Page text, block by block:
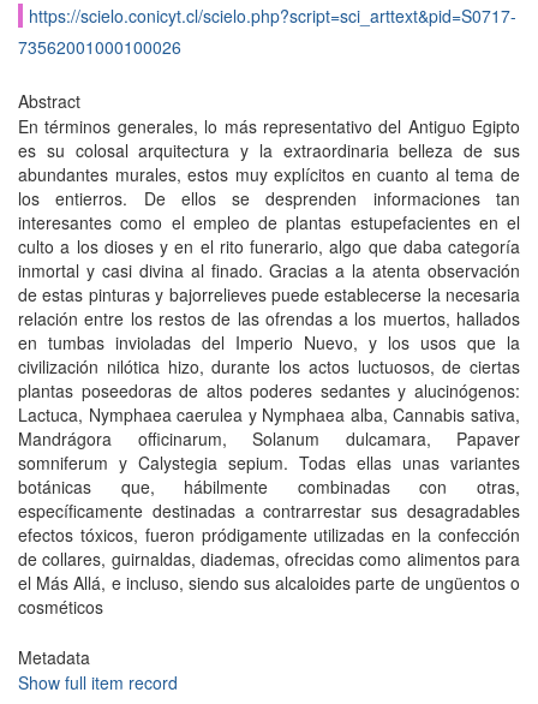
https://scielo.conicyt.cl/scielo.php?script=sci_arttext&pid=S0717-
73562001000100026
Abstract
En términos generales, lo más representativo del Antiguo Egipto
es su colosal arquitectura y la extraordinaria belleza de sus
abundantes murales, estos muy explícitos en cuanto al tema de
los entierros. De ellos se desprenden informaciones tan
interesantes como el empleo de plantas estupefacientes en el
culto a los dioses y en el rito funerario, algo que daba categoría
inmortal y casi divina al finado. Gracias a la atenta observación
de estas pinturas y bajorrelieves puede establecerse la necesaria
relación entre los restos de las ofrendas a los muertos, hallados
en tumbas invioladas del Imperio Nuevo, y los usos que la
civilización nilótica hizo, durante los actos luctuosos, de ciertas
plantas poseedoras de altos poderes sedantes y alucinógenos:
Lactuca, Nymphaea caerulea y Nymphaea alba, Cannabis sativa,
Mandrágora officinarum, Solanum dulcamara, Papaver
somniferum y Calystegia sepium. Todas ellas unas variantes
botánicas que, hábilmente combinadas con otras,
específicamente destinadas a contrarrestar sus desagradables
efectos tóxicos, fueron pródigamente utilizadas en la confección
de collares, guirnaldas, diademas, ofrecidas como alimentos para
el Más Allá, e incluso, siendo sus alcaloides parte de ungüentos o
cosméticos
Metadata
Show full item record